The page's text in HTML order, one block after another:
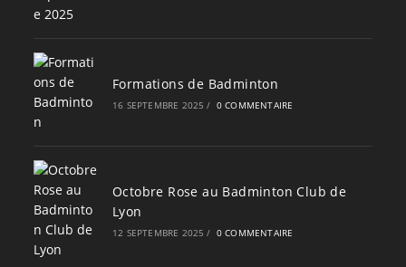
Formations de Badminton
16 SEPTEMBRE 2025 / 0 COMMENTAIRE
Octobre Rose au Badminton Club de
Lyon
12 SEPTEMBRE 2025 / 0 COMMENTAIRE